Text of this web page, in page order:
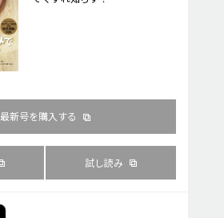
最新号を購入する
試し読み